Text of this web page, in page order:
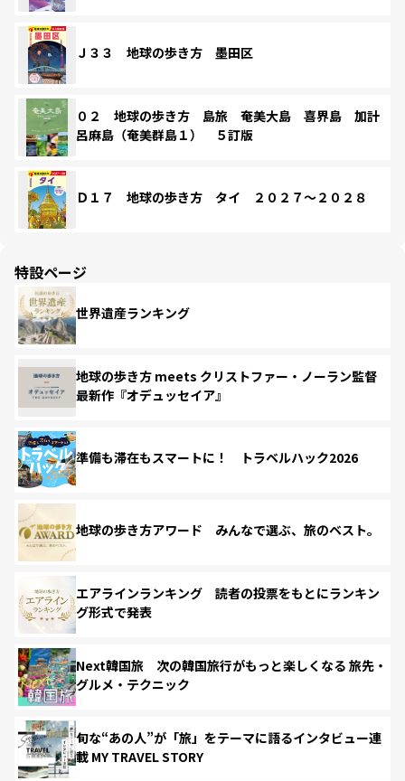
Ｊ３３ 地球の歩き方 墨田区
０２ 地球の歩き方 島旅 奄美大島 喜界島 加計
呂麻島（奄美群島１） ５訂版
Ｄ１７ 地球の歩き方 タイ ２０２７～２０２８
特設ページ
世界遺産ランキング
地球の歩き方 meets クリストファー・ノーラン監督
最新作『オデュッセイア』
準備も滞在もスマートに！ トラベルハック2026
地球の歩き方アワード みんなで選ぶ、旅のベスト。
エアラインランキング 読者の投票をもとにランキン
グ形式で発表
Next韓国旅 次の韓国旅行がもっと楽しくなる 旅先・
グルメ・テクニック
旬な“あの人”が「旅」をテーマに語るインタビュー連
載 MY TRAVEL STORY